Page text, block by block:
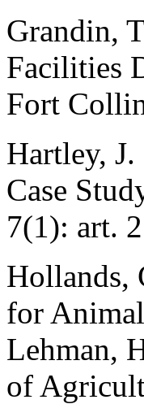
Grandin,
Facilities
Fort
Hartley,
Case
7(1): art.
Hollands,
for
Lehman,
of